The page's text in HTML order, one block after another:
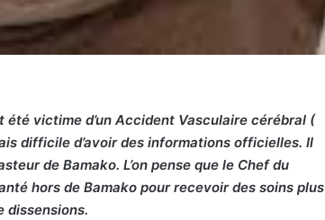
victime d’un Accident Vasculaire cérébral (
difficile d’avoir des informations officielles. Il
de Bamako. L’on pense que le Chef du
hors de Bamako pour recevoir des soins plus
dissensions.